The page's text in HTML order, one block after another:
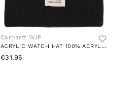
Carhartt WIP
ACRYLIC WATCH HAT 100% ACRYLIC BLACK
€31,95